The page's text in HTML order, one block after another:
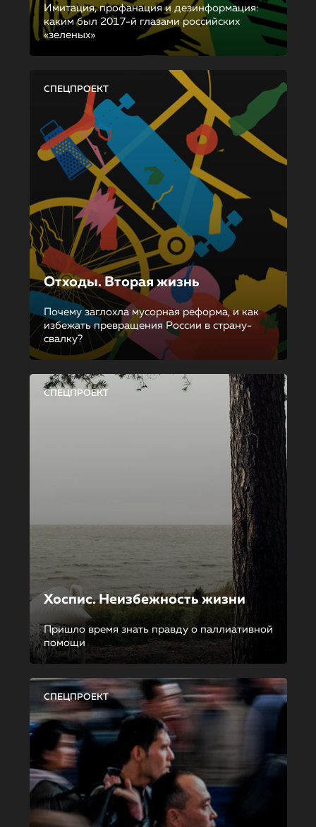
Имитация, профанация и дезинформация:
каким был 2017-й глазами российских
«зеленых»
СПЕЦПРОЕКТ
Отходы. Вторая жизнь
Почему заглохла мусорная реформа, и как
избежать превращения России в страну-
свалку?
СПЕЦПРОЕКТ
Хоспис. Неизбежность жизни
Пришло время знать правду о паллиативной
помощи
СПЕЦПРОЕКТ